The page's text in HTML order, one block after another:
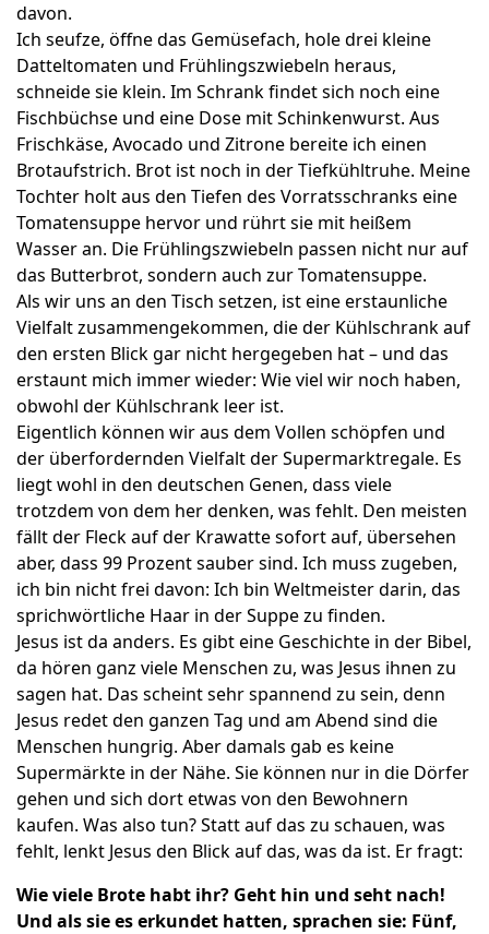
davon.
Ich seufze, öffne das Gemüsefach, hole drei kleine
Datteltomaten und Frühlingszwiebeln heraus,
schneide sie klein. Im Schrank findet sich noch eine
Fischbüchse und eine Dose mit Schinkenwurst. Aus
Frischkäse, Avocado und Zitrone bereite ich einen
Brotaufstrich. Brot ist noch in der Tiefkühltruhe. Meine
Tochter holt aus den Tiefen des Vorratsschranks eine
Tomatensuppe hervor und rührt sie mit heißem
Wasser an. Die Frühlingszwiebeln passen nicht nur auf
das Butterbrot, sondern auch zur Tomatensuppe.
Als wir uns an den Tisch setzen, ist eine erstaunliche
Vielfalt zusammengekommen, die der Kühlschrank auf
den ersten Blick gar nicht hergegeben hat – und das
erstaunt mich immer wieder: Wie viel wir noch haben,
obwohl der Kühlschrank leer ist.
Eigentlich können wir aus dem Vollen schöpfen und
der überfordernden Vielfalt der Supermarktregale. Es
liegt wohl in den deutschen Genen, dass viele
trotzdem von dem her denken, was fehlt. Den meisten
fällt der Fleck auf der Krawatte sofort auf, übersehen
aber, dass 99 Prozent sauber sind. Ich muss zugeben,
ich bin nicht frei davon: Ich bin Weltmeister darin, das
sprichwörtliche Haar in der Suppe zu finden.
Jesus ist da anders. Es gibt eine Geschichte in der Bibel,
da hören ganz viele Menschen zu, was Jesus ihnen zu
sagen hat. Das scheint sehr spannend zu sein, denn
Jesus redet den ganzen Tag und am Abend sind die
Menschen hungrig. Aber damals gab es keine
Supermärkte in der Nähe. Sie können nur in die Dörfer
gehen und sich dort etwas von den Bewohnern
kaufen. Was also tun? Statt auf das zu schauen, was
fehlt, lenkt Jesus den Blick auf das, was da ist. Er fragt:
Wie viele Brote habt ihr? Geht hin und seht nach!
Und als sie es erkundet hatten, sprachen sie: Fünf,